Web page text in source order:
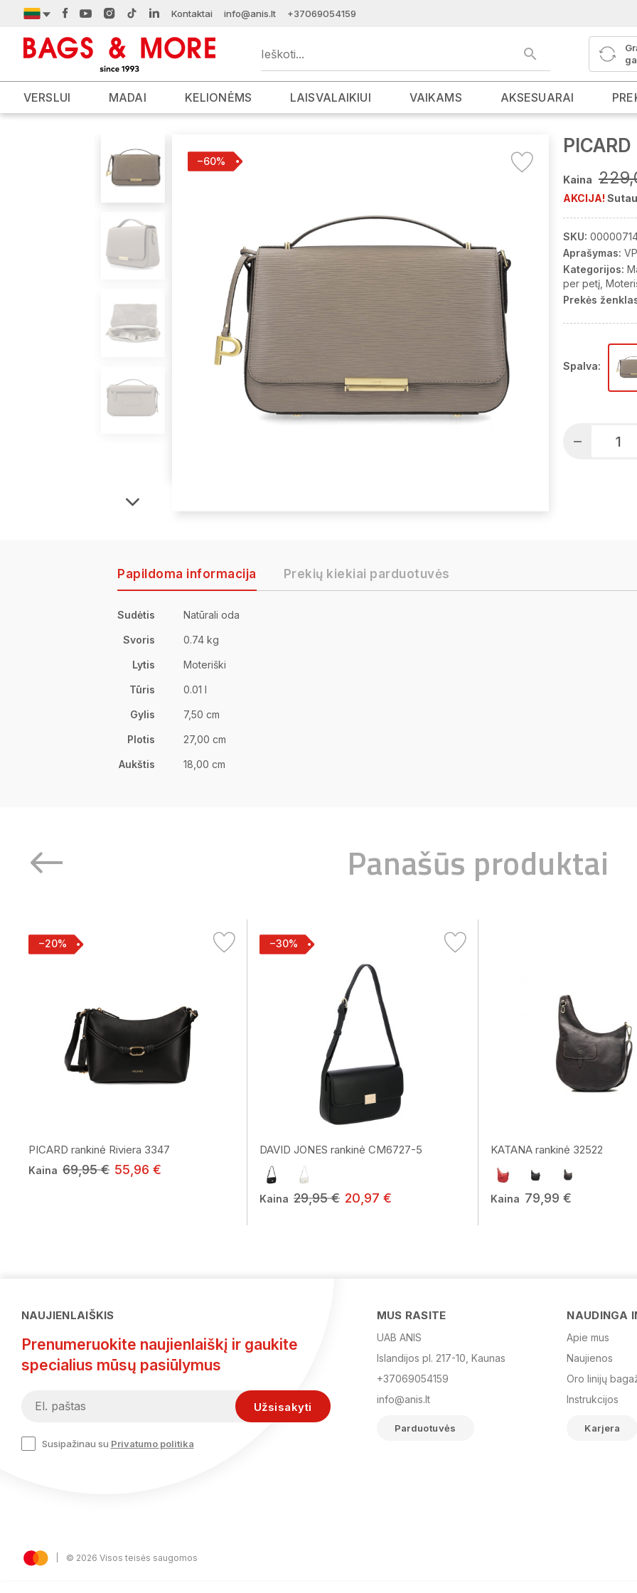
Kontaktai info@anis.lt +37069054159
VERSLUI MADAI KELIONĖMS LAISVALAIKIUI VAIKAMS AKSESUARAI
−60%
Kaina
AKCIJA!
SKU:
Aprašymas:
Kategorijos:
per petį
Prekės
Spalva:
Papildoma informacija Prekių kiekiai parduotuvės
Sudėtis Natūrali oda
Svoris 0.74 kg
Lytis Moteriški
Tūris 0.01 l
Gylis 7,50 cm
Plotis 27,00 cm
Aukštis 18,00 cm
Panašūs produktai
−20%
PICARD rankinė Riviera 3347
Kaina 69,95 € 55,96 €
−30%
DAVID JONES rankinė CM6727-5
Kaina 29,95 € 20,97 €
KATANA rankinė 32522
Kaina 79,99 €
NAUJIENLAIŠKIS
Prenumeruokite naujienlaiškį ir gaukite
specialius mūsų pasiūlymus
Susipažinau su Privatumo politika
MUS RASITE
UAB ANIS
Islandijos pl. 217-10, Kaunas
+37069054159
info@anis.lt
Parduotuvės
NAUDINGA
Apie mus
Naujienos
Oro linijų
Instrukcijos
Karjera
© 2026 Visos teisės saugomos